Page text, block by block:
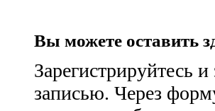
Вы можете оставить
Зарегистрируйтесь
записью. Через